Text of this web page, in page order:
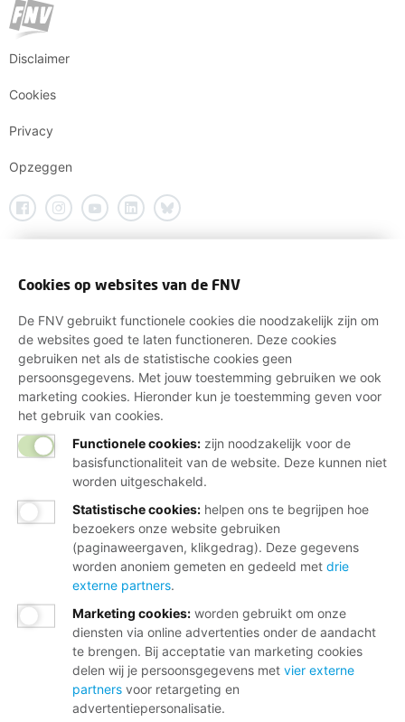
Disclaimer
Cookies
Privacy
Opzeggen
Cookies op websites van de FNV
De FNV gebruikt functionele cookies die noodzakelijk zijn om
de websites goed te laten functioneren. Deze cookies
gebruiken net als de statistische cookies geen
persoonsgegevens. Met jouw toestemming gebruiken we ook
marketing cookies. Hieronder kun je toestemming geven voor
het gebruik van cookies.
Functionele cookies: zijn noodzakelijk voor de
basisfunctionaliteit van de website. Deze kunnen niet
worden uitgeschakeld.
Statistische cookies: helpen ons te begrijpen hoe
bezoekers onze website gebruiken
(paginaweergaven, klikgedrag). Deze gegevens
worden anoniem gemeten en gedeeld met drie
externe partners.
Marketing cookies: worden gebruikt om onze
diensten via online advertenties onder de aandacht
te brengen. Bij acceptatie van marketing cookies
delen wij je persoonsgegevens met vier externe
partners voor retargeting en
advertentiepersonalisatie.